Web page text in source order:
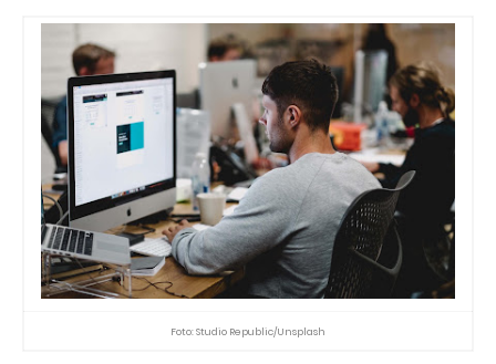
Foto: Studio Republic/Unsplash